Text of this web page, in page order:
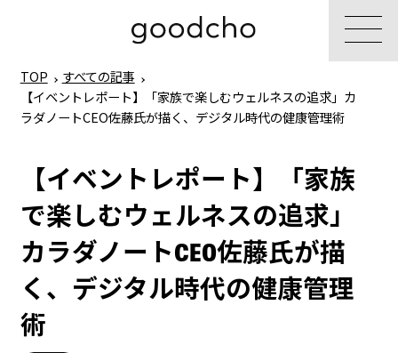
TOP
すべての記事
【イベントレポート】「家族で楽しむウェルネスの追求」カ
ラダノートCEO佐藤氏が描く、デジタル時代の健康管理術
【イベントレポート】「家族
で楽しむウェルネスの追求」
カラダノートCEO佐藤氏が描
く、デジタル時代の健康管理
術